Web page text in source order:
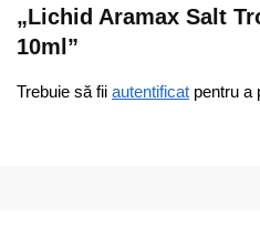
„Lichid Aramax Salt
10ml”
Trebuie să fii autentificat pentru a